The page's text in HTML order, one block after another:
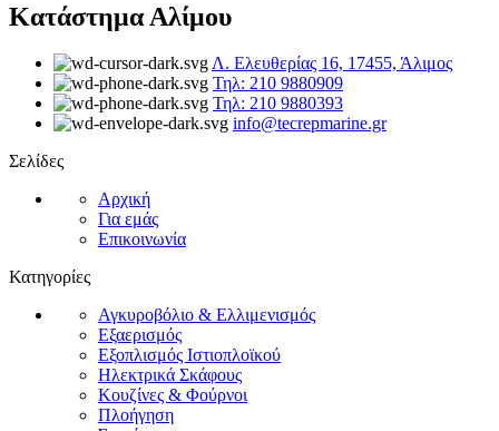
Κατάστημα Αλίμου
Λ. Ελευθερίας 16, 17455, Άλιμος
Τηλ: 210 9880909
Τηλ: 210 9880393
info@tecrepmarine.gr
Σελίδες
Αρχική
Για εμάς
Επικοινωνία
Κατηγορίες
Αγκυροβόλιο & Ελλιμενισμός
Εξαερισμός
Εξοπλισμός Ιστιοπλοϊκού
Ηλεκτρικά Σκάφους
Κουζίνες & Φούρνοι
Πλοήγηση